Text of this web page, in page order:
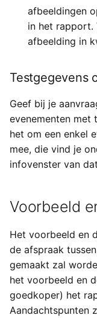
afbeeldingen
in het rapport.
afbeelding in
Testgegevens
Geef bij je
evenementen met
het om een enkel
mee, die vind je
infovenster van
Voorbeeld
Het voorbeeld en
de afspraak
gemaakt zal
het voorbeeld en
goedkoper) het
Aandachtspunten